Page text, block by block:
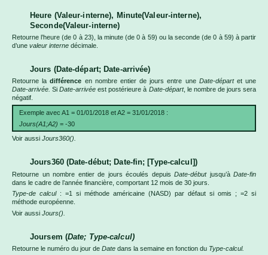
Heure (Valeur-interne), Minute(Valeur-interne),
Seconde(Valeur-interne)
Retourne l’heure (de 0 à 23), la minute (de 0 à 59) ou la seconde (de 0 à 59) à partir
d’une valeur interne décimale.
Jours (Date-départ; Date-arrivée)
Retourne ladifférence en nombre entier de jours entre une Date-départ et une
Date-arrivée. SiDate-arrivéeest postérieure à Date-départ, le nombre de jours sera
négatif.
Exemple avec A1 = 01/01/2018 et A2 = 31/01/2018 :
Jours(A1;A2) = -30
Voir aussi Jours360().
Jours360 (Date-début; Date-fin; [Type-calcul])
Retourne un nombre entier de jours écoulés depuis Date-début jusqu’à Date-fin
dans le cadre de l’année financière, comportant 12 mois de 30 jours.
Type-de calcul: =1 si méthode américaine (NASD) par défaut si omis ; =2 si
méthode européenne.
Voir aussi Jours().
Joursem (Date; Type-calcul)
Retourne le numéro du jour de Date dans la semaine en fonction du Type-calcul.